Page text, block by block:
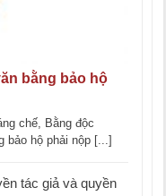
bằng bảo hộ
chế, Bằng độc
bảo hộ phải nộp [...]
tác giả và quyền